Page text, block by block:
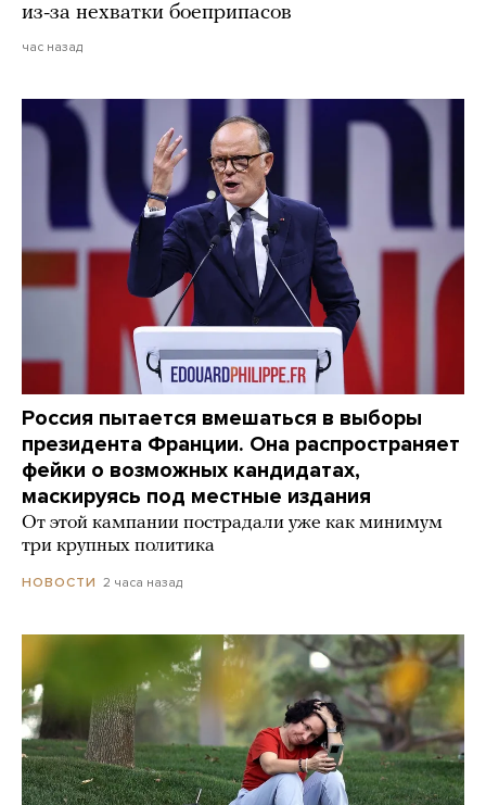
из-за нехватки боеприпасов
час назад
Россия пытается вмешаться в выборы
президента Франции. Она распространяет
фейки о возможных кандидатах,
маскируясь под местные издания
От этой кампании пострадали уже как минимум
три крупных политика
НОВОСТИ 2 часа назад